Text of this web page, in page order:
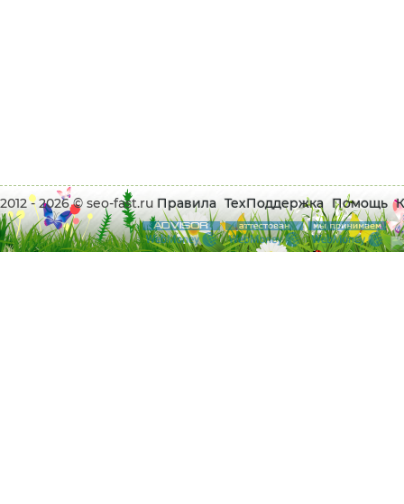
2012 - 2026 © seo-fast.ru Правила ТехПоддержка Помощь